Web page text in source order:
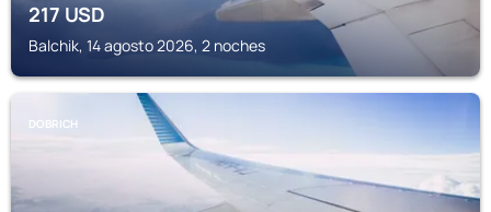
217USD
Balchik, 14 agosto 2026, 2 noches
DOBRICH